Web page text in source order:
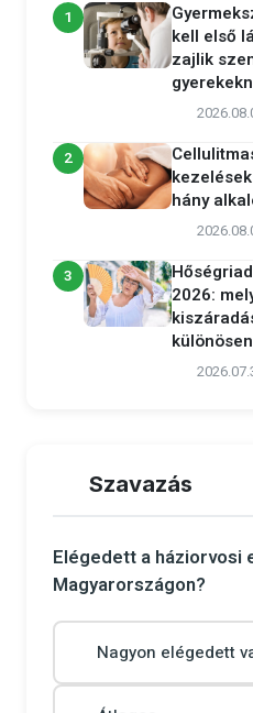
1
kell első
zajlik
2
hány
3
2026:
Szavazás
Elégedett a háziorvosi
Magyarországon?
Nagyon elégedett